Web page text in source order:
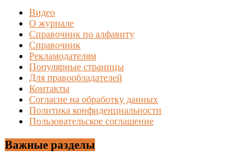
Видео
О журнале
Справочник по алфавиту
Справочник
Рекламодателям
Популярные страницы
Для правообладателей
Контакты
Согласие на обработку данных
Политика конфиденциальности
Пользовательское соглашение
Важные разделы